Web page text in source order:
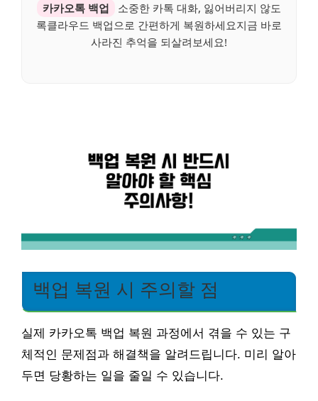
카카오톡 백업
소중한 카톡 대화, 잃어버리지 않도
록클라우드 백업으로 간편하게 복원하세요지금 바로
사라진 추억을 되살려보세요!
백업 복원 시 주의할 점
실제 카카오톡 백업 복원 과정에서 겪을 수 있는 구
체적인 문제점과 해결책을 알려드립니다. 미리 알아
두면 당황하는 일을 줄일 수 있습니다.